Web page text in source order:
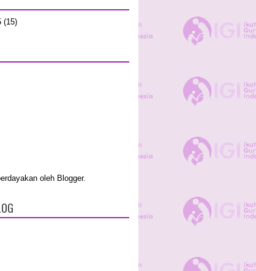
(15)
oleh Blogger.